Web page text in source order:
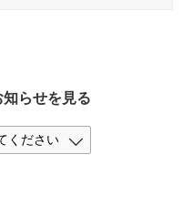
らせを見る